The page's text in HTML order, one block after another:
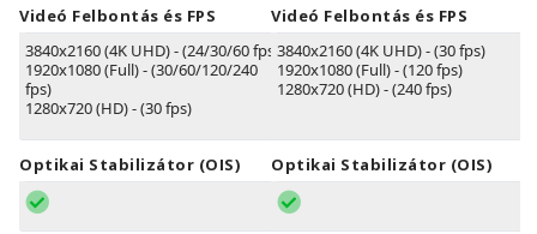
Videó Felbontás és FPS
3840x2160 (4K UHD) - (24/30/60 fps)
1920x1080 (Full) - (30/60/120/240
fps)
1280x720 (HD) - (30 fps)
Optikai Stabilizátor (OIS)
Videó Felbontás és FPS
3840x2160 (4K UHD) - (30 fps)
1920x1080 (Full) - (120 fps)
1280x720 (HD) - (240 fps)
Optikai Stabilizátor (OIS)